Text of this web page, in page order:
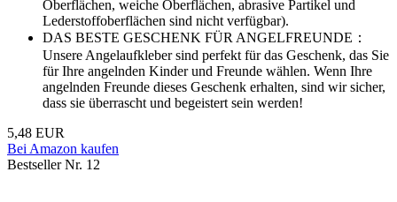
Oberflächen, weiche Oberflächen, abrasive Partikel und
Lederstoffoberflächen sind nicht verfügbar).
DAS BESTE GESCHENK FÜR ANGELFREUNDE：
Unsere Angelaufkleber sind perfekt für das Geschenk, das Sie
für Ihre angelnden Kinder und Freunde wählen. Wenn Ihre
angelnden Freunde dieses Geschenk erhalten, sind wir sicher,
dass sie überrascht und begeistert sein werden!
5,48 EUR
Bei Amazon kaufen
Bestseller Nr. 12